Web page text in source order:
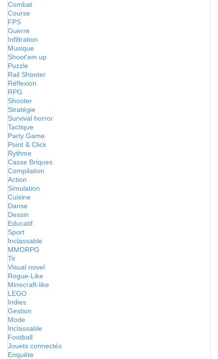
Combat
Course
FPS
Guerre
Infiltration
Musique
Shoot'em up
Puzzle
Rail Shooter
Réflexion
RPG
Shooter
Stratégie
Survival horror
Tactique
Party Game
Point & Click
Rythme
Casse Briques
Compilation
Action
Simulation
Cuisine
Danse
Dessin
Educatif
Sport
Inclassable
MMORPG
Tir
Visual novel
Rogue-Like
Minecraft-like
LEGO
Indies
Gestion
Mode
Inclassable
Football
Jouets connectés
Enquête